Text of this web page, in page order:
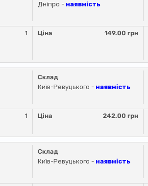
Дніпро - наявність
1 Ціна 149.00 грн
Склад
Київ-Ревуцького - наявність
1 Ціна 242.00 грн
Склад
Київ-Ревуцького - наявність